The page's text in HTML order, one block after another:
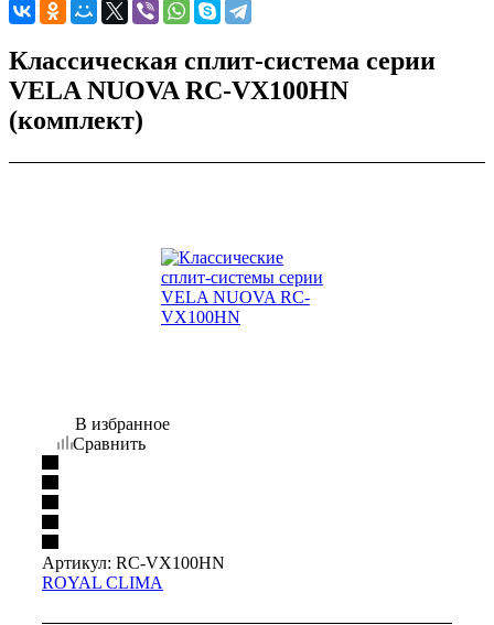
Классическая сплит-система серии
VELA NUOVA RC-VX100HN
(комплект)
В избранное
Сравнить
Артикул: RC-VX100HN
ROYAL CLIMA